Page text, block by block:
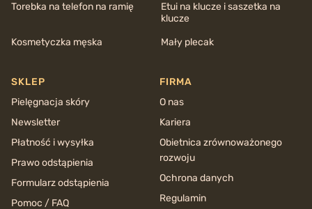
Torebka na telefon na ramię
Etui na klucze i saszetka na
klucze
Kosmetyczka męska
Mały plecak
SKLEP
Pielęgnacja skóry
Newsletter
Płatność i wysyłka
Prawo odstąpienia
Formularz odstąpienia
Pomoc / FAQ
FIRMA
O nas
Kariera
Obietnica zrównoważonego
rozwoju
Ochrona danych
Regulamin